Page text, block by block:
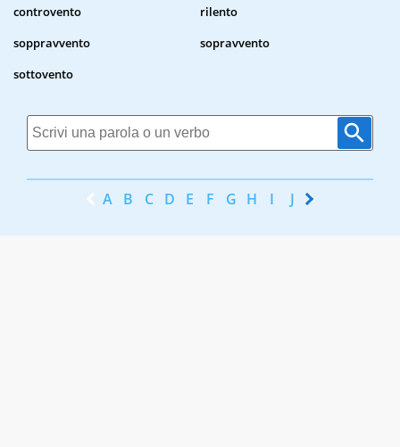
controvento
rilento
soppravvento
sopravvento
sottovento
A B C D E F G H I J K